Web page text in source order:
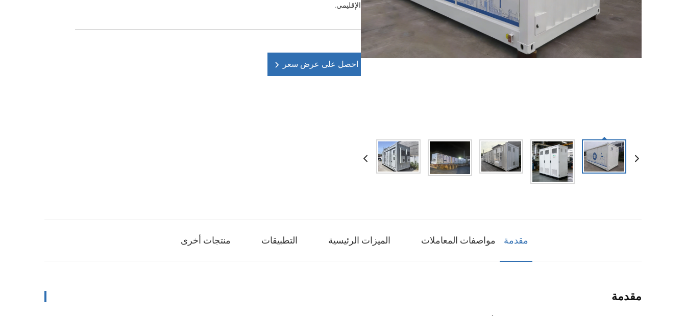
الإقليمي.
احصل على عرض سعر
مقدمة مواصفات المعاملات الميزات الرئيسية التطبيقات منتجات أخرى
مقدمة